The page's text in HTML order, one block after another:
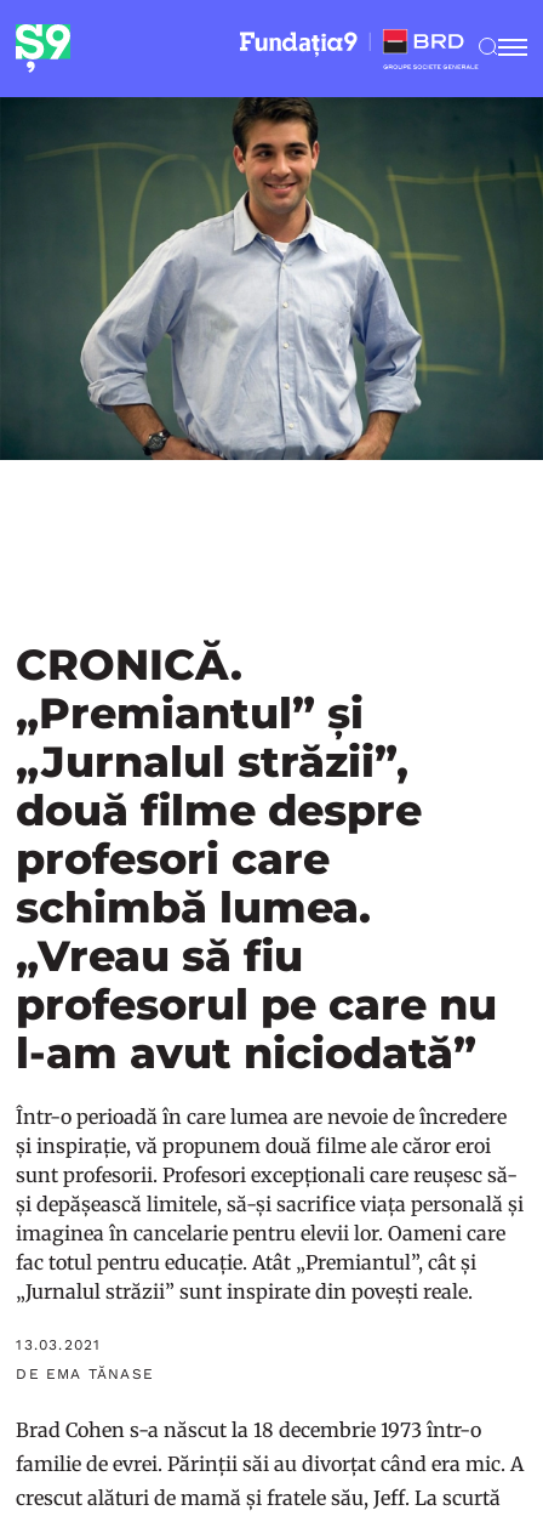
CRONICĂ.
„Premiantul” și
„Jurnalul străzii”,
două filme despre
profesori care
schimbă lumea.
„Vreau să fiu
profesorul pe care nu
l-am avut niciodată”
Într-o perioadă în care lumea are nevoie de încredere
și inspirație, vă propunem două filme ale căror eroi
sunt profesorii. Profesori excepționali care reușesc să-
și depășească limitele, să-și sacrifice viața personală și
imaginea în cancelarie pentru elevii lor. Oameni care
fac totul pentru educație. Atât „Premiantul”, cât și
„Jurnalul străzii” sunt inspirate din povești reale.
13.03.2021
DE EMA TĂNASE
Brad Cohen s-a născut la 18 decembrie 1973 într-o
familie de evrei. Părinții săi au divorțat când era mic. A
crescut alături de mamă și fratele său, Jeff. La scurtă